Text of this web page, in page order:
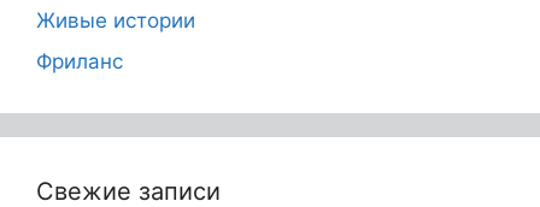
Живые истории
Фриланс
Свежие записи